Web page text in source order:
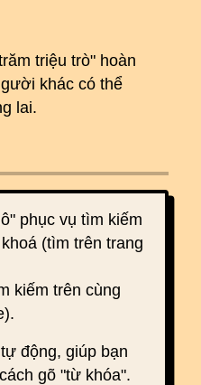
triệu trò" hoàn
khác có thể
lai.
phục vụ tìm kiếm
(tìm trên trang
kiếm trên cùng
động, giúp bạn
gõ "từ khóa".